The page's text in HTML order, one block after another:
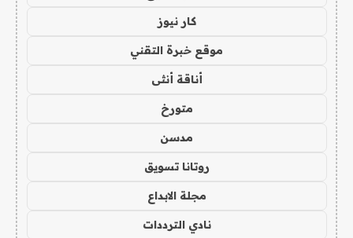
كار نيوز
موقع خبرة التقني
أناقة أنثى
متورخ
مدسن
روتانا تسويق
مجلة الابداع
نادي الترددات